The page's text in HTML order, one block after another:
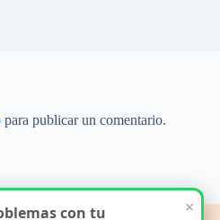
para publicar un comentario.
de orientación técnica